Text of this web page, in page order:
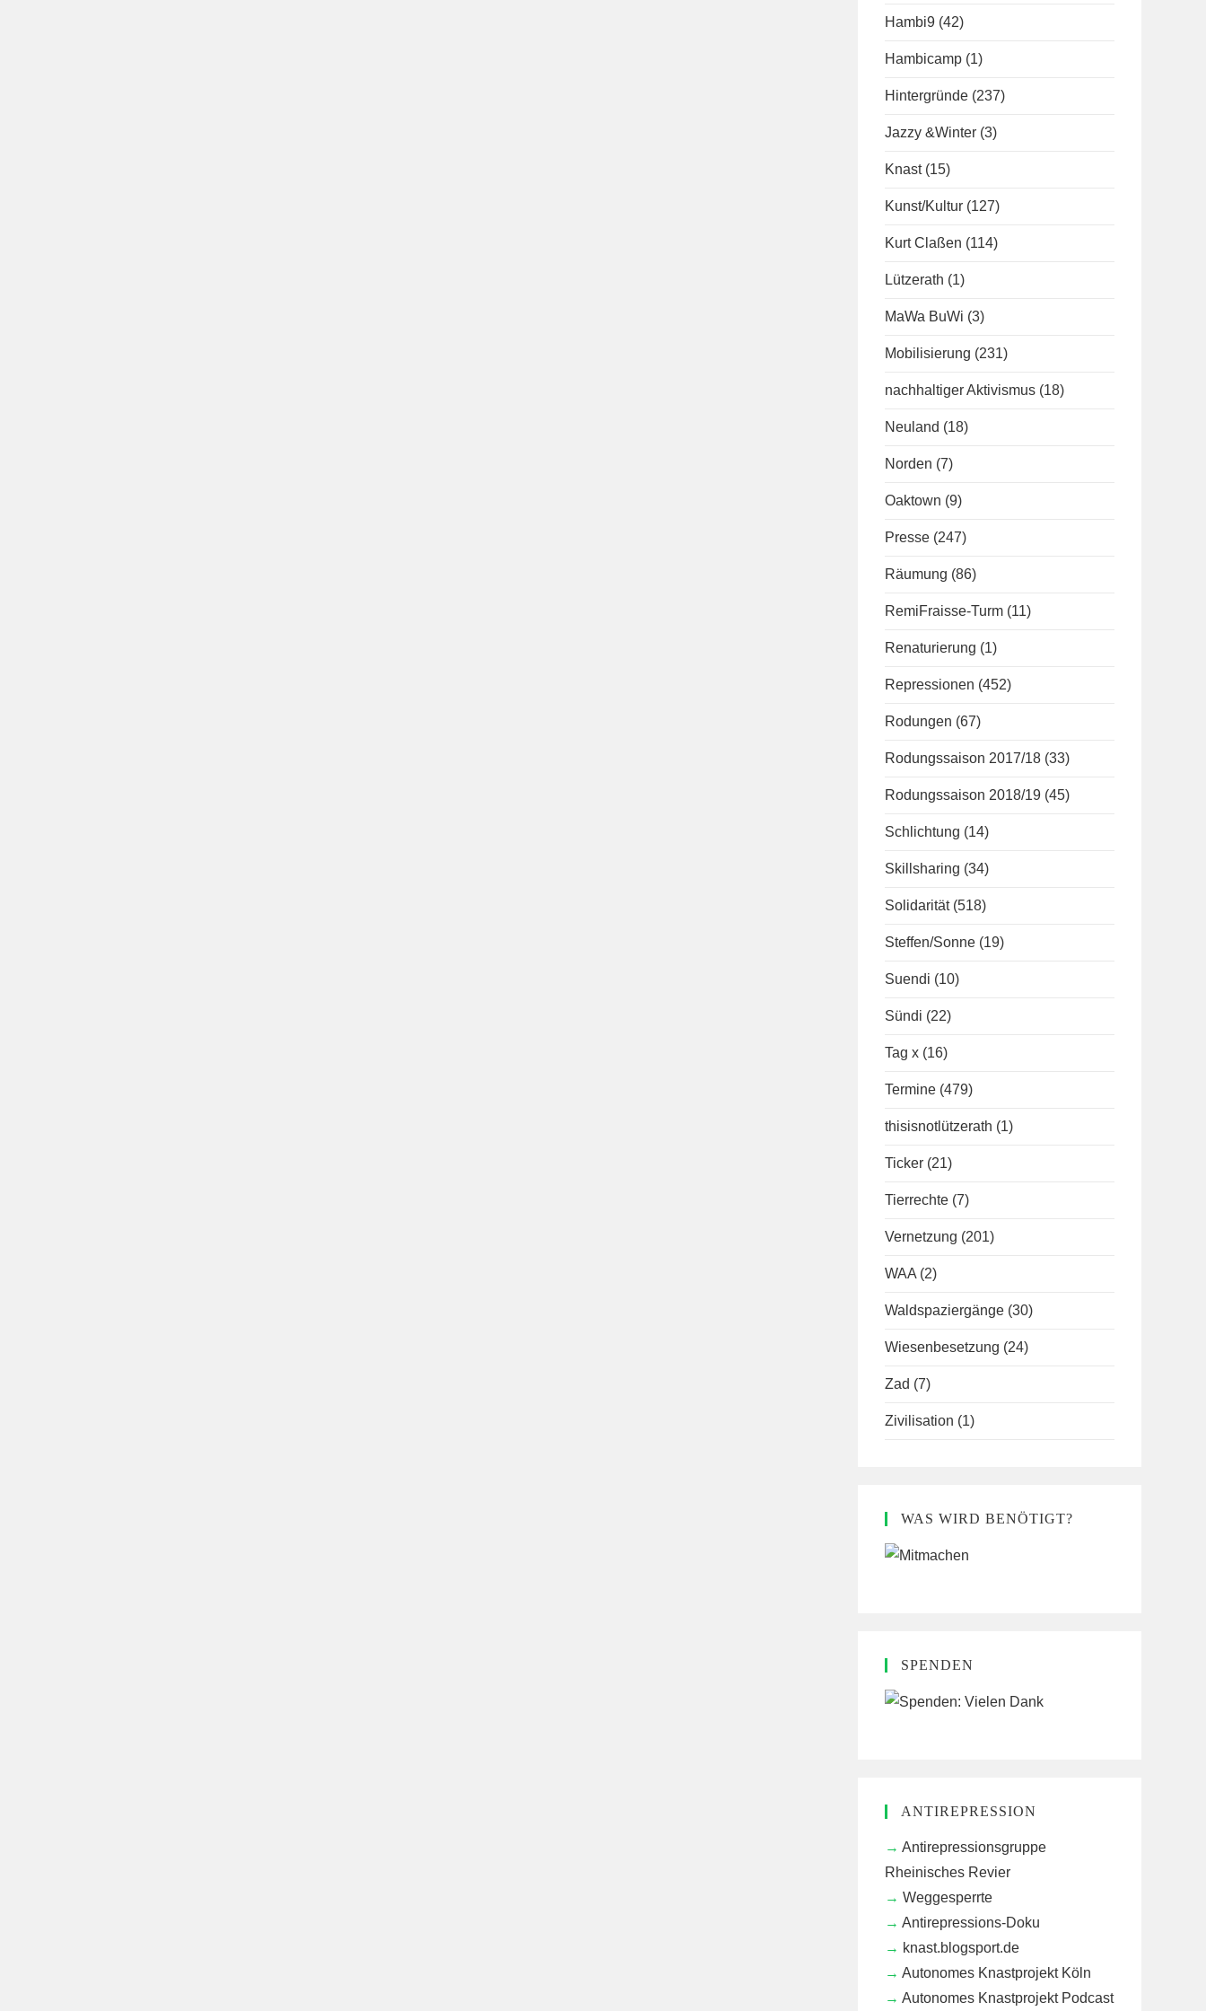
Hambi9 (42)
Hambicamp (1)
Hintergründe (237)
Jazzy &Winter (3)
Knast (15)
Kunst/Kultur (127)
Kurt Claßen (114)
Lützerath (1)
MaWa BuWi (3)
Mobilisierung (231)
nachhaltiger Aktivismus (18)
Neuland (18)
Norden (7)
Oaktown (9)
Presse (247)
Räumung (86)
RemiFraisse-Turm (11)
Renaturierung (1)
Repressionen (452)
Rodungen (67)
Rodungssaison 2017/18 (33)
Rodungssaison 2018/19 (45)
Schlichtung (14)
Skillsharing (34)
Solidarität (518)
Steffen/Sonne (19)
Suendi (10)
Sündi (22)
Tag x (16)
Termine (479)
thisisnotlützerath (1)
Ticker (21)
Tierrechte (7)
Vernetzung (201)
WAA (2)
Waldspaziergänge (30)
Wiesenbesetzung (24)
Zad (7)
Zivilisation (1)
WAS WIRD BENÖTIGT?
SPENDEN
ANTIREPRESSION
Antirepressionsgruppe
Rheinisches Revier
Weggesperrte
Antirepressions-Doku
knast.blogsport.de
Autonomes Knastprojekt Köln
Autonomes Knastprojekt Podcast